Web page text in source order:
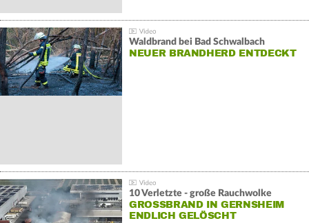
Waldbrand bei Bad Schwalbach
NEUER BRANDHERD ENTDECKT
10 Verletzte - große Rauchwolke
GROSSBRAND IN GERNSHEIM E
NDLICH GELÖSCHT